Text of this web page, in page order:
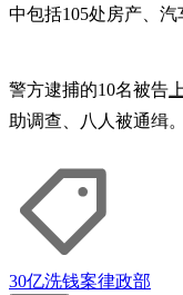
中包括105处房产、汽
警方逮捕的10名被告
助调查、八人被通缉。
30亿洗钱案律政部